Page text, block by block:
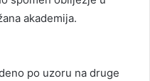
akademija.
po uzoru na druge